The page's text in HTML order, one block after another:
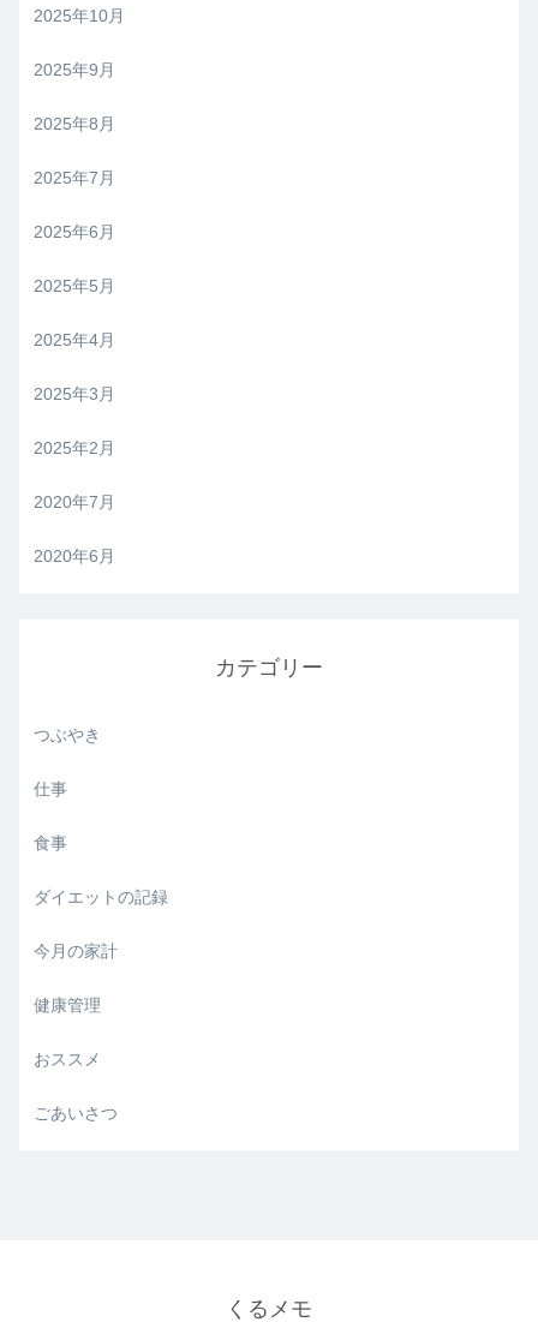
2025年10月
2025年9月
2025年8月
2025年7月
2025年6月
2025年5月
2025年4月
2025年3月
2025年2月
2020年7月
2020年6月
カテゴリー
つぶやき
仕事
食事
ダイエットの記録
今月の家計
健康管理
おススメ
ごあいさつ
くるメモ